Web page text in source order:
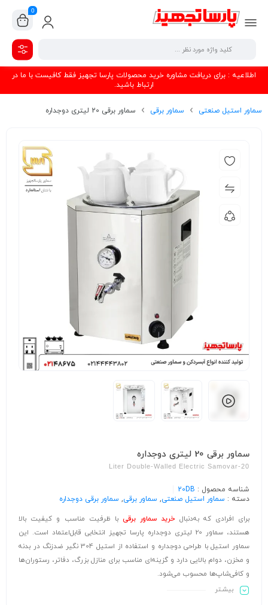
0
اطلاعیه : برای دریافت مشاوره خرید محصولات پارسا تجهیز فقط کافیست با ما در
ارتباط باشید.
سماور استیل صنعتی سماور برقی سماور برقی 20 لیتری دوجداره
سماور برقی 20 لیتری دوجداره
20-Liter Double-Walled Electric Samovar
شناسه محصول : 20DB
دسته : سماور استیل صنعتی, سماور برقی, سماور برقی دوجداره
برای افرادی که به‌دنبالخرید سماور برقی با ظرفیت مناسب و کیفیت بالا
هستند، سماور 20 لیتری دوجداره پارسا تجهیز انتخابی قابل‌اعتماد است. این
سماور استیل با طراحی دوجداره و استفاده از استیل 304 نگیر ضدزنگ در بدنه
و مخزن، دوام بالایی دارد و گزینه‌ای مناسب برای منازل بزرگ، دفاتر، رستوران‌ها
و کافی‌شاپ‌ها محسوب می‌شود.
بیشـتر